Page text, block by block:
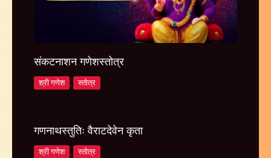
संकटनाशन गणेशस्तोत्र
श्री गणेश , स्तोत्र
गणनाथस्तुतिः वैराटदेवेन कृता
श्री गणेश , स्तोत्र